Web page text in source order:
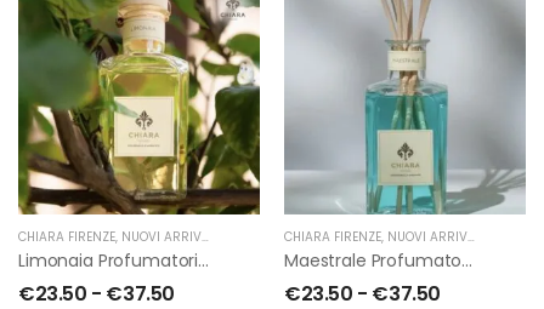
CHIARA FIRENZE, NUOVI ARRIVI , PROFUMATORI A BASTONCINI ,PROFUMI D'AMBIENTE
Limonaia Profumatori Per Amnbiente A Bastoncini Di Chiara Firenze
€23.50 - €37.50
CHIARA FIRENZE, NUOVI ARRIVI ,
Maestrale Profumatori Per Ambiente A Bastoncini Di Chiara Firenze
€23.50 - €37.50